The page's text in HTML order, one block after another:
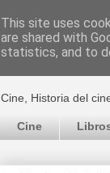
El
Cine, Historia del
Cine
This site uses
are shared with
statistics, and to